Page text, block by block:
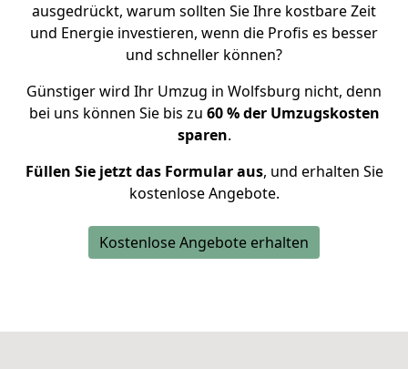
ausgedrückt, warum sollten Sie Ihre kostbare Zeit
und Energie investieren, wenn die Profis es besser
und schneller können?
Günstiger wird Ihr Umzug in Wolfsburg nicht, denn
bei uns können Sie bis zu 60 % der Umzugskosten
sparen.
Füllen Sie jetzt das Formular aus, und erhalten Sie
kostenlose Angebote.
Kostenlose Angebote erhalten